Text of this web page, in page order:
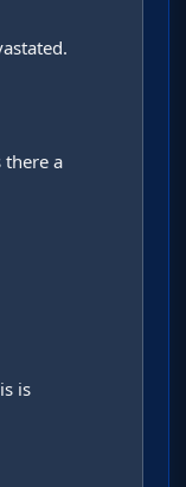
there a
is